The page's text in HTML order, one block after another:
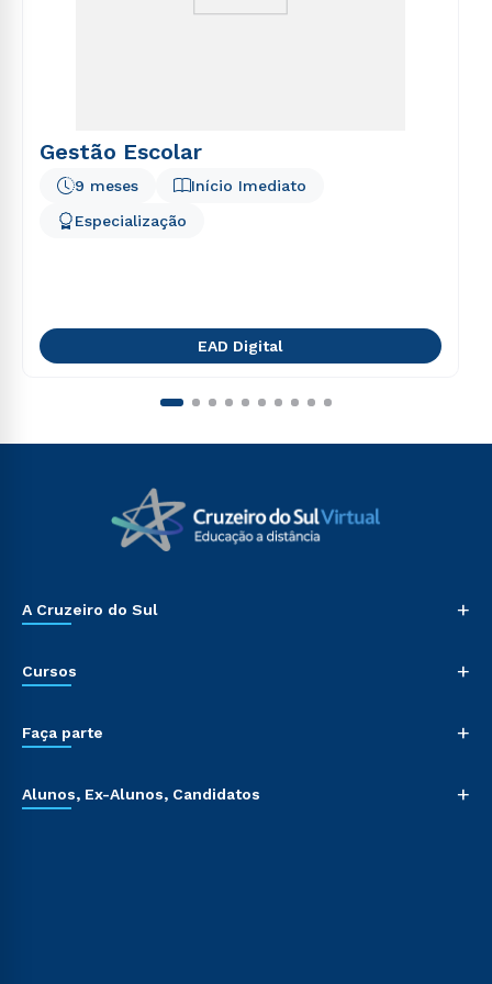
Gestão Escolar
Início Imediato
9 meses
Especialização
EAD Digital
A Cruzeiro do Sul +
Cursos +
Faça parte +
Alunos, Ex-Alunos, Candidatos +